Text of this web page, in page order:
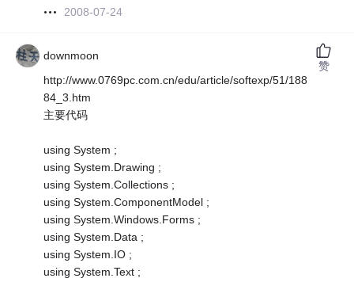
2008-07-24
downmoon
http://www.0769pc.com.cn/edu/article/softexp/51/188
84_3.htm
主要代码
using System ;
using System.Drawing ;
using System.Collections ;
using System.ComponentModel ;
using System.Windows.Forms ;
using System.Data ;
using System.IO ;
using System.Text ;
赞